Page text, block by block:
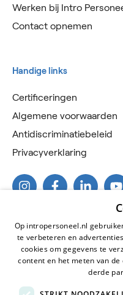
Werken bij Intro
Contact opnemen
Handige links
Certificeringen
Algemene voorwaarden
Antidiscriminatiebeleid
Privacyverklaring
2026 © Intro Personeel
Op intropersoneel.nl
te verbeteren en
cookies om gegevens te
content en het meten van
derde